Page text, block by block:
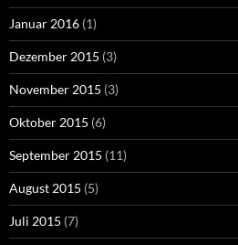
Januar 2016 (1)
Dezember 2015 (3)
November 2015 (3)
Oktober 2015 (6)
September 2015 (11)
August 2015 (5)
Juli 2015 (7)